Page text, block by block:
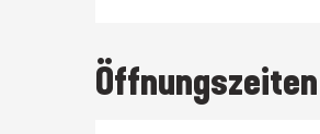
Öffnungszeiten